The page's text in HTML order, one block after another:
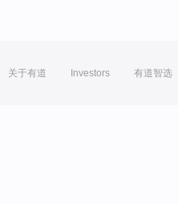
关于有道 Investors 有道智选